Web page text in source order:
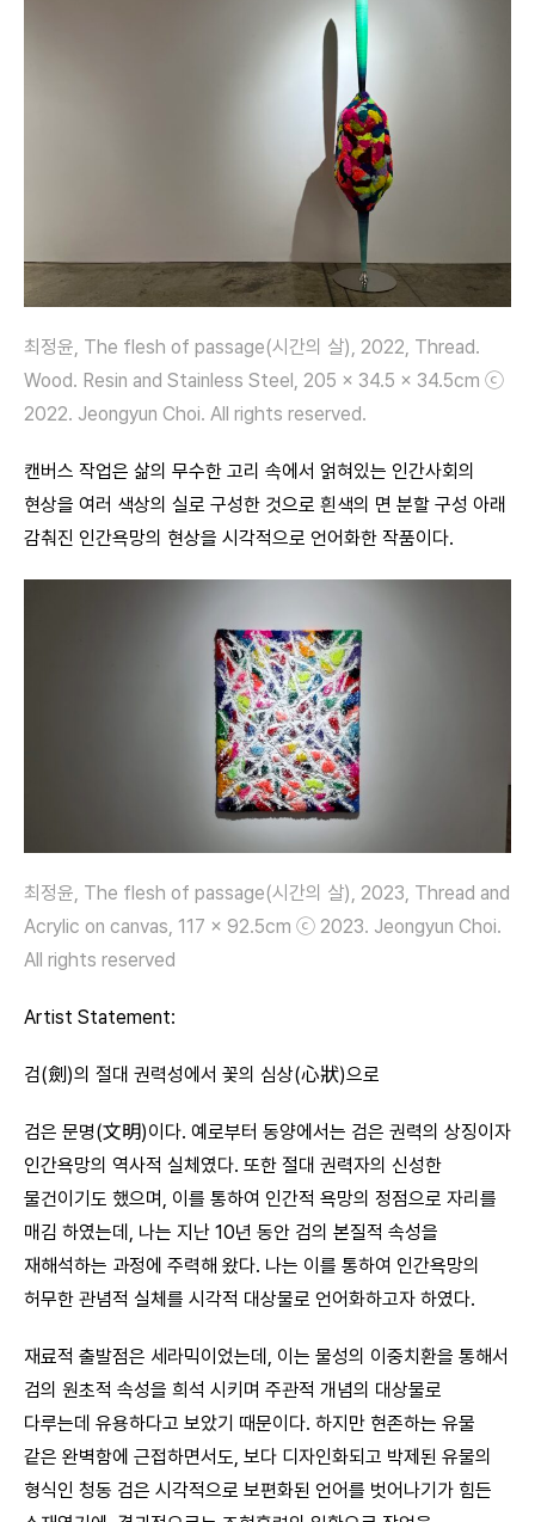
최정윤, The flesh of passage(시간의 살), 2022, Thread.
Wood. Resin and Stainless Steel, 205 x 34.5 x 34.5cm ⓒ
2022. Jeongyun Choi. All rights reserved.
캔버스 작업은 삶의 무수한 고리 속에서 얽혀있는 인간사회의
현상을 여러 색상의 실로 구성한 것으로 흰색의 면 분할 구성 아래
감춰진 인간욕망의 현상을 시각적으로 언어화한 작품이다.
최정윤, The flesh of passage(시간의 살), 2023, Thread and
Acrylic on canvas, 117 x 92.5cm ⓒ 2023. Jeongyun Choi.
All rights reserved
Artist Statement:
검(劍)의 절대 권력성에서 꽃의 심상(心狀)으로
검은 문명(文明)이다. 예로부터 동양에서는 검은 권력의 상징이자
인간욕망의 역사적 실체였다. 또한 절대 권력자의 신성한
물건이기도 했으며, 이를 통하여 인간적 욕망의 정점으로 자리를
매김 하였는데, 나는 지난 10년 동안 검의 본질적 속성을
재해석하는 과정에 주력해 왔다. 나는 이를 통하여 인간욕망의
허무한 관념적 실체를 시각적 대상물로 언어화하고자 하였다.
재료적 출발점은 세라믹이었는데, 이는 물성의 이중치환을 통해서
검의 원초적 속성을 희석 시키며 주관적 개념의 대상물로
다루는데 유용하다고 보았기 때문이다. 하지만 현존하는 유물
같은 완벽함에 근접하면서도, 보다 디자인화되고 박제된 유물의
형식인 청동 검은 시각적으로 보편화된 언어를 벗어나기가 힘든